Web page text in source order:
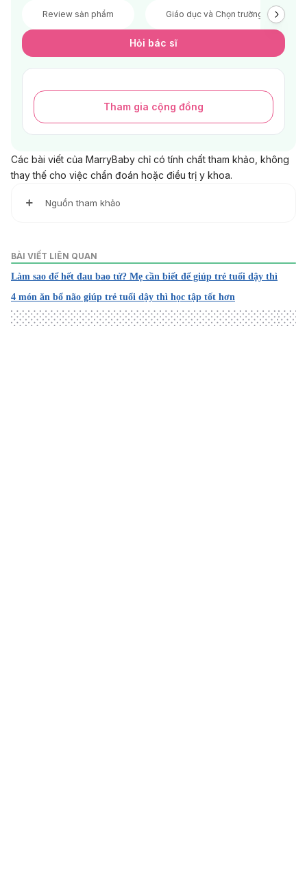
Review sản phẩm Giáo dục và Chọn trường
Hỏi bác sĩ
Tham gia cộng đồng
Các bài viết của MarryBaby chỉ có tính chất tham khảo, không
thay thế cho việc chẩn đoán hoặc điều trị y khoa.
Nguồn tham khảo
supplements/ingredientmono-975-soy.aspx?
activeingredientid=975
BÀI VIẾT LIÊN QUAN
Làm sao để hết đau bao tử? Mẹ cần biết để giúp trẻ tuổi dậy thì
4 món ăn bổ não giúp trẻ tuổi dậy thì học tập tốt hơn